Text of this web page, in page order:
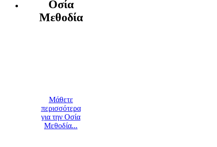
Οσία
Μεθοδία
Μάθετε
περισσότερα
για την Οσία
Μεθοδία...